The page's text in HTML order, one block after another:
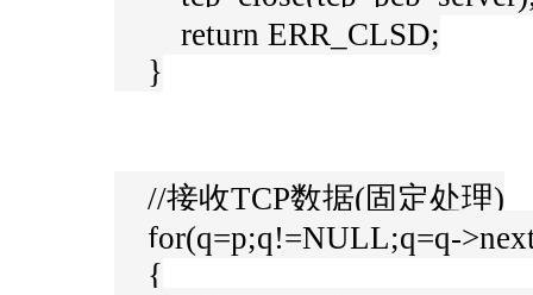
return ERR_CLSD;
}
//接收TCP数据(固定处理)
for(q=p;q!=NULL;q=q-
{